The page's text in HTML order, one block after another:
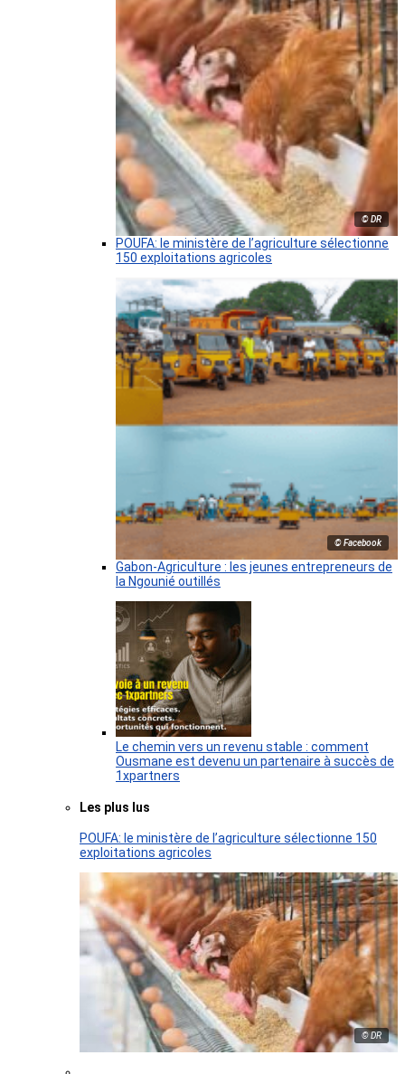
© DR
POUFA: le ministère de l’agriculture sélectionne
150 exploitations agricoles
© Facebook
Gabon-Agriculture : les jeunes entrepreneurs de
la Ngounié outillés
Le chemin vers un revenu stable : comment
Ousmane est devenu un partenaire à succès de
1xpartners
Les plus lus
POUFA: le ministère de l’agriculture sélectionne 150
exploitations agricoles
© DR